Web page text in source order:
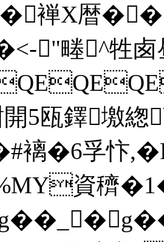
褝X暦
"畻^牲卥
5瓯鐸墽緫
褵�6孚忭
資穧